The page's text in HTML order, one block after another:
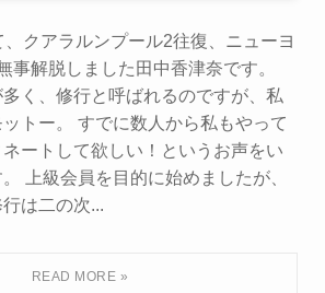
クアラルンプール2往復、ニューヨ
事解脱しました田中香津奈です。
く、修行と呼ばれるのですが、私
トー。 すでに数人から私もやって
ートして欲しい！というお声をい
上級会員を目的に始めましたが、
は二の次...